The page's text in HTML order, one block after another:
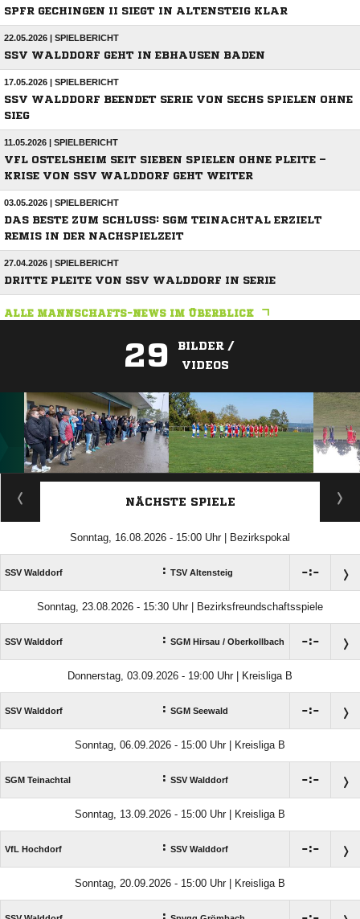
SPFR GECHINGEN II SIEGT IN ALTENSTEIG KLAR
22.05.2026 | SPIELBERICHT
SSV WALDDORF GEHT IN EBHAUSEN BADEN
17.05.2026 | SPIELBERICHT
SSV WALDDORF BEENDET SERIE VON SECHS SPIELEN OHNE
SIEG
11.05.2026 | SPIELBERICHT
VFL OSTELSHEIM SEIT SIEBEN SPIELEN OHNE PLEITE –
KRISE VON SSV WALDDORF GEHT WEITER
03.05.2026 | SPIELBERICHT
DAS BESTE ZUM SCHLUSS: SGM TEINACHTAL ERZIELT
REMIS IN DER NACHSPIELZEIT
27.04.2026 | SPIELBERICHT
DRITTE PLEITE VON SSV WALDDORF IN SERIE
ALLE MANNSCHAFTS-NEWS IM ÜBERBLICK
29
BILDER /
VIDEOS
ANZEIGE
NÄCHSTE SPIELE
Sonntag, 16.08.2026 - 15:00 Uhr | Bezirkspokal
SSV Walddorf : TSV Altensteig :
Sonntag, 23.08.2026 - 15:30 Uhr | Bezirksfreundschaftsspiele
SSV Walddorf : SGM Hirsau /​ Oberkollbach :
Donnerstag, 03.09.2026 - 19:00 Uhr | Kreisliga B
SSV Walddorf : SGM Seewald :
Sonntag, 06.09.2026 - 15:00 Uhr | Kreisliga B
SGM Teinachtal : SSV Walddorf :
Sonntag, 13.09.2026 - 15:00 Uhr | Kreisliga B
VfL Hochdorf : SSV Walddorf :
Sonntag, 20.09.2026 - 15:00 Uhr | Kreisliga B